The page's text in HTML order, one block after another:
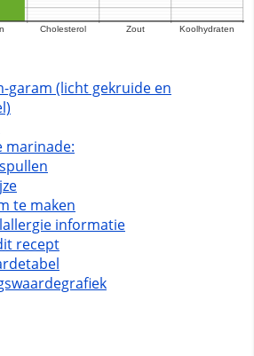
garam (licht gekruide en
marinade:
te maken
informatie
recept